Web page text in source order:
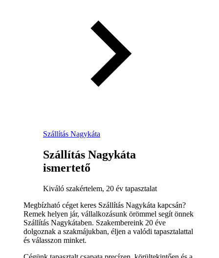
Szállítás Nagykáta
Szállítás Nagykáta
ismertető
Kiváló szakértelem, 20 év tapasztalat
Megbízható céget keres Szállítás Nagykáta kapcsán?
Remek helyen jár, vállalkozásunk örömmel segít önnek
Szállítás Nagykátaben. Szakembereink 20 éve
dolgoznak a szakmájukban, éljen a valódi tapasztalattal
és válasszon minket.